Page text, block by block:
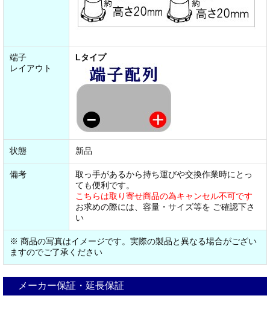
端子
レイアウト
Lタイプ
状態 新品
備考
取っ手があるから持ち運びや交換作業時にとっ
ても便利です。
こちらは取り寄せ商品の為キャンセル不可です
お求めの際には、容量・サイズ等を ご確認下さ
い
※ 商品の写真はイメージです。実際の製品と異なる場合がござい
ますのでご了承ください
メーカー保証・延長保証